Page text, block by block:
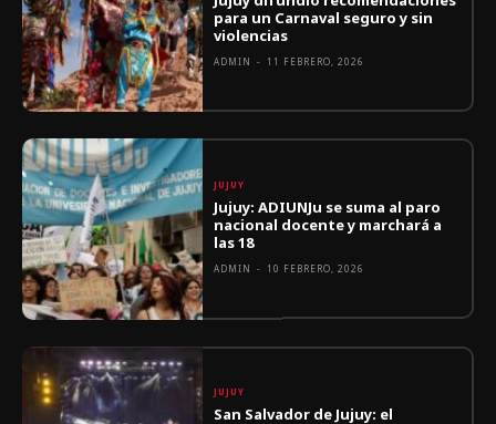
para un Carnaval seguro y sin
violencias
ADMIN - 11 FEBRERO, 2026
JUJUY
Jujuy: ADIUNJu se suma al paro
nacional docente y marchará a
las 18
ADMIN - 10 FEBRERO, 2026
JUJUY
San Salvador de Jujuy: el